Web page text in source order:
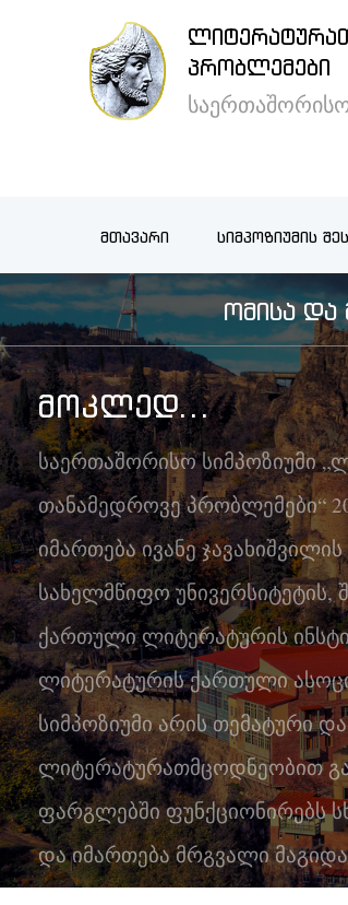
ᲞᲠᲝᲑᲚᲔᲛᲔᲑᲘ
ᲛᲗᲐᲕᲐᲠᲘ ᲡᲘᲛᲞᲝᲖᲘᲣᲛᲘᲡ
სიმპოზიუმის
შესახებ
სტუმრების
განთავსება
არქივი
კონტაქტი
ᲝᲛᲘᲡᲐ
ᲛᲝᲙᲚᲔᲓ...
საერთაშორისო სიმპოზიუმი
თანამედროვე პრობლემები“
იმართება ივანე
სახელმწიფო
ქართული ლიტერატურის
ლიტერატურის ქართული
სიმპოზიუმი არის თემატური
ლიტერატურათმცოდნეობით
ფარგლებში ფუნქციონირებს
და იმართება მრგვალი